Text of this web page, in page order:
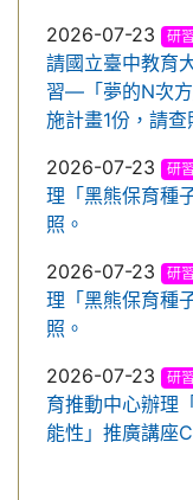
2026-07-23
研習
請國立臺中教育
習—「夢的N次
施計畫1份，請查
2026-07-23
研習
理「黑熊保育種
照。
2026-07-23
研習
理「黑熊保育種
照。
2026-07-23
研習
育推動中心辦理
能性」推廣講座